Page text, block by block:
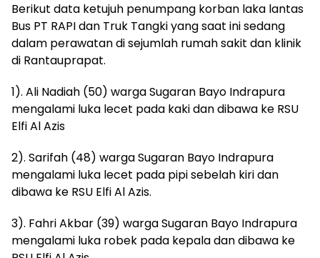
Berikut data ketujuh penumpang korban laka lantas
Bus PT RAPI dan Truk Tangki yang saat ini sedang
dalam perawatan di sejumlah rumah sakit dan klinik
di Rantauprapat.
1). Ali Nadiah (50) warga Sugaran Bayo Indrapura
mengalami luka lecet pada kaki dan dibawa ke RSU
Elfi Al Azis
2). Sarifah (48) warga Sugaran Bayo Indrapura
mengalami luka lecet pada pipi sebelah kiri dan
dibawa ke RSU Elfi Al Azis.
3). Fahri Akbar (39) warga Sugaran Bayo Indrapura
mengalami luka robek pada kepala dan dibawa ke